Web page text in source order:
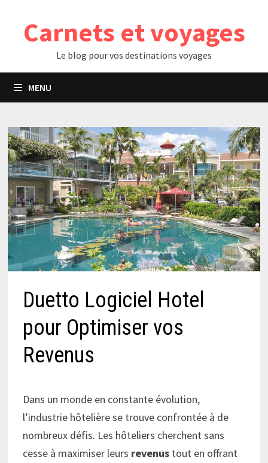
contenuCarnets et voyages
Le blog pour vos destinations voyages
MENU
Duetto Logiciel Hotel
pour Optimiser vos
Revenus
Dans un monde en constante évolution,
l’industrie hôtelière se trouve confrontée à de
nombreux défis. Les hôteliers cherchent sans
cesse à maximiser leurs revenus tout en offrant